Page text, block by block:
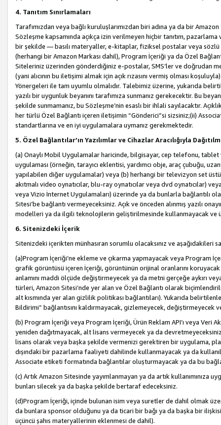
4. Tanıtım Sınırlamaları
Tarafımızdan veya bağlı kuruluşlarımızdan biri adına ya da bir
Sözleşme kapsamında açıkça izin verilmeyen hiçbir tanıtım,
bir şekilde — basılı materyaller, e-kitaplar, fiziksel postalar veya sözlü
(herhangi bir Amazon Markası dahil), Program İçeriği ya da Özel
Siteleriniz üzerinden gönderdiğiniz e-postalar, SMS’ler ve doğrudan
(yani alıcının bu iletişimi almak için açık rızasını vermiş olması
Yönergeleri ile tam uyumlu olmalıdır. Talebimiz üzerine, yukarıda
yazılı bir uygunluk beyanını tarafımıza sunmanız gerekecektir. Bu
şekilde sunmamanız, bu Sözleşme’nin esaslı bir ihlali sayılacaktır.
her türlü Özel Bağlantı içeren iletişimin “Gönderici”si sizsiniz;(ii)
standartlarına ve en iyi uygulamalara uymanız gerekmektedir.
5. Özel Bağlantılar’ın Yazılımlar ve Cihazlar Aracılığıyla
(a) Onaylı Mobil Uygulamalar haricinde, bilgisayar, cep telefonu,
uygulaması (örneğin, tarayıcı eklentisi, yardımcı obje, araç çubuğu,
yapılabilen diğer uygulamalar) veya (b) herhangi bir televizyon set
akıtmalı video oynatıcılar, blu-ray oynatıcılar veya dvd oynatıcılar)
veya Vizio İnternet Uygulamaları) üzerinde ya da bunlarla bağlantılı
Sitesi’be bağlantı vermeyeceksiniz. Açık ve önceden alınmış yazılı
modelleri ya da ilgili teknolojilerin geliştirilmesinde kullanmayacak ve
6. Sitenizdeki İçerik
Sitenizdeki içerikten münhasıran sorumlu olacaksınız ve aşağıdakileri
(a)Program İçeriği’ne ekleme ve çıkarma yapmayacak veya Program
grafik görüntüsü içeren İçeriği, görüntünün orijinal oranlarını
anlamını maddi ölçüde değiştirmeyecek ya da metni gerçeğe aykırı
türleri, Amazon Sitesi’nde yer alan ve Özel Bağlantı olarak
alt kısmında yer alan gizlilik politikası bağlantıları). Yukarıda
Bildirimi” bağlantısını kaldırmayacak, gizlemeyecek,
(b) Program İçeriği veya Program İçeriği, Ürün Reklam API’ı veya Veri
yeniden dağıtmayacak, alt lisans vermeyecek ya da
lisans olarak veya başka şekilde vermenizi gerektiren bir uygulama,
dışındaki bir pazarlama faaliyeti dahilinde kullanmayacak ya da
Associate etiketi formatında bağlantılar oluşturmayacak ya da bu
(c) Artık Amazon Sitesinde yayımlanmayan ya da artık kullanımınıza
bunları silecek ya da başka şekilde bertaraf edeceksiniz.
(d)Program İçeriği, içinde bulunan isim veya suretler de dahil olmak
da bunlara sponsor olduğunu ya da ticari bir bağı ya da başka bir
üçüncü şahıs materyallerinin eklenmesi de dahil).